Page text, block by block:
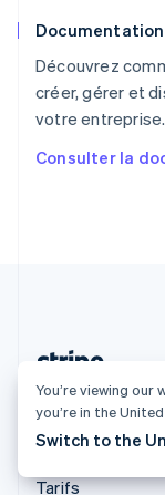
Découvrez
créer, gérer et
votre entreprise.
Consulter la
Canada
English
Singapour
English简体中文
English
Produits et
Tarifs
You’re viewing
you’re in the
Switch to the